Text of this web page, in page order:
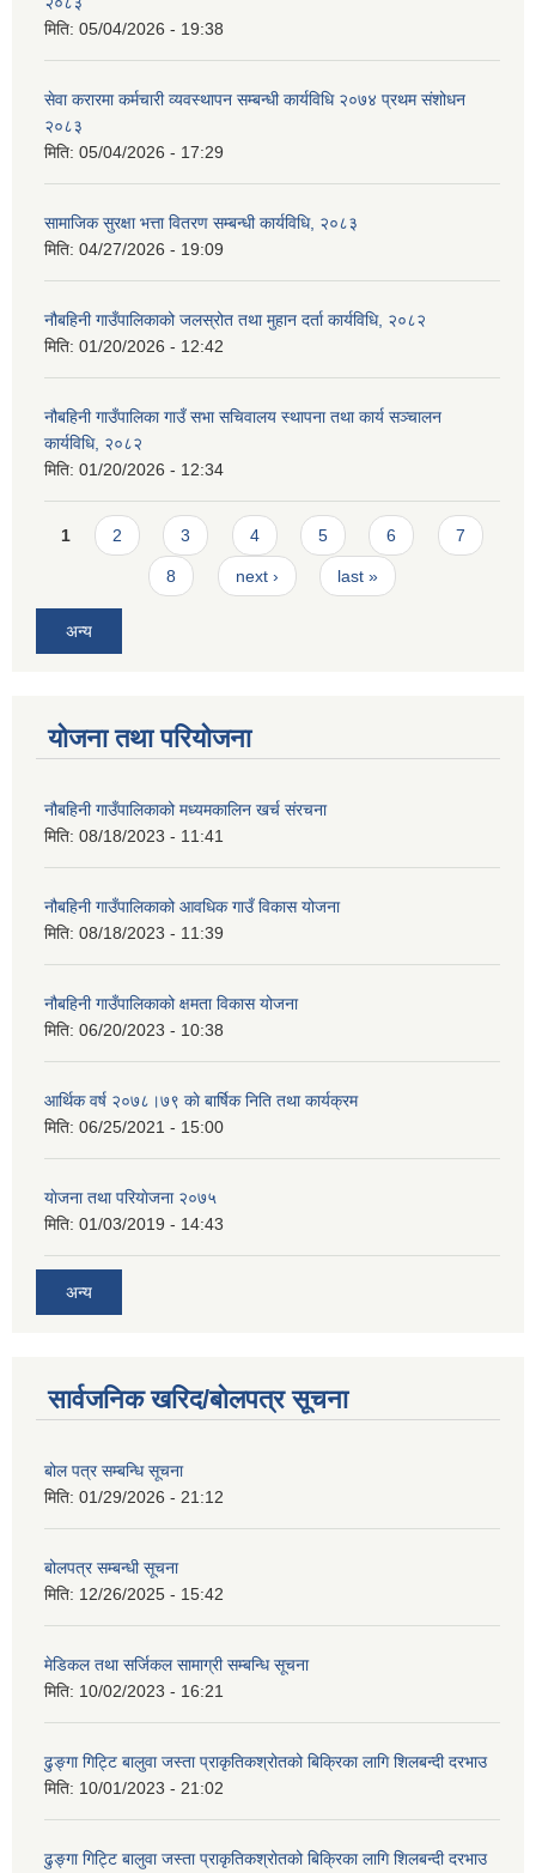
मिति: 05/04/2026 - 19:38
सेवा करारमा कर्मचारी व्यवस्थापन सम्बन्धी कार्यविधि २०७४ प्रथम संशोधन
२०८३
मिति: 05/04/2026 - 17:29
सामाजिक सुरक्षा भत्ता वितरण सम्बन्धी कार्यविधि, २०८३
मिति: 04/27/2026 - 19:09
नौबहिनी गाउँपालिकाको जलस्रोत तथा मुहान दर्ता कार्यविधि, २०८२
मिति: 01/20/2026 - 12:42
नौबहिनी गाउँपालिका गाउँ सभा सचिवालय स्थापना तथा कार्य सञ्चालन
कार्यविधि, २०८२
मिति: 01/20/2026 - 12:34
Pages
1 2 3 4 5 6 7
8 next › last »
अन्य
योजना तथा परियोजना
नौबहिनी गाउँपालिकाको मध्यमकालिन खर्च संरचना
मिति: 08/18/2023 - 11:41
नौबहिनी गाउँपालिकाको आवधिक गाउँ विकास योजना
मिति: 08/18/2023 - 11:39
नौबहिनी गाउँपालिकाको क्षमता विकास योजना
मिति: 06/20/2023 - 10:38
आर्थिक वर्ष २०७८।७९ काे बार्षिक निति तथा कार्यक्रम
मिति: 06/25/2021 - 15:00
याेजना तथा परियाेजना २०७५
मिति: 01/03/2019 - 14:43
अन्य
सार्वजनिक खरिद/बोलपत्र सूचना
बोल पत्र सम्बन्धि सूचना
मिति: 01/29/2026 - 21:12
बोलपत्र सम्बन्धी सूचना
मिति: 12/26/2025 - 15:42
मेडिकल तथा सर्जिकल सामाग्री सम्बन्धि सूचना
मिति: 10/02/2023 - 16:21
ढुङ्गा गिट्टि बालुवा जस्ता प्राकृतिकश्रोतको बिक्रिका लागि शिलबन्दी दरभाउ
मिति: 10/01/2023 - 21:02
ढुङ्गा गिट्टि बालुवा जस्ता प्राकृतिकश्रोतको बिक्रिका लागि शिलबन्दी दरभाउ